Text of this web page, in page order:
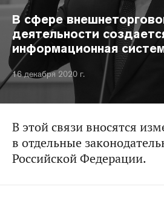
В сфере
деятельности
информационная
16 декабря 2020 г.
В этой связи вносятся
в отдельные
Российской Федерации.